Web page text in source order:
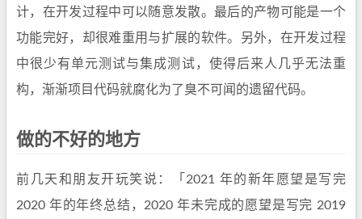
计，在开发过程中可以随意发散。最后的产物可能是一个
功能完好，却很难重用与扩展的软件。另外，在开发过程
中很少有单元测试与集成测试，使得后来人几乎无法重
构，渐渐项目代码就腐化为了臭不可闻的遗留代码。
做的不好的地方
前几天和朋友开玩笑说：「2021 年的新年愿望是写完
2020 年的年终总结，2020 年未完成的愿望是写完 2019